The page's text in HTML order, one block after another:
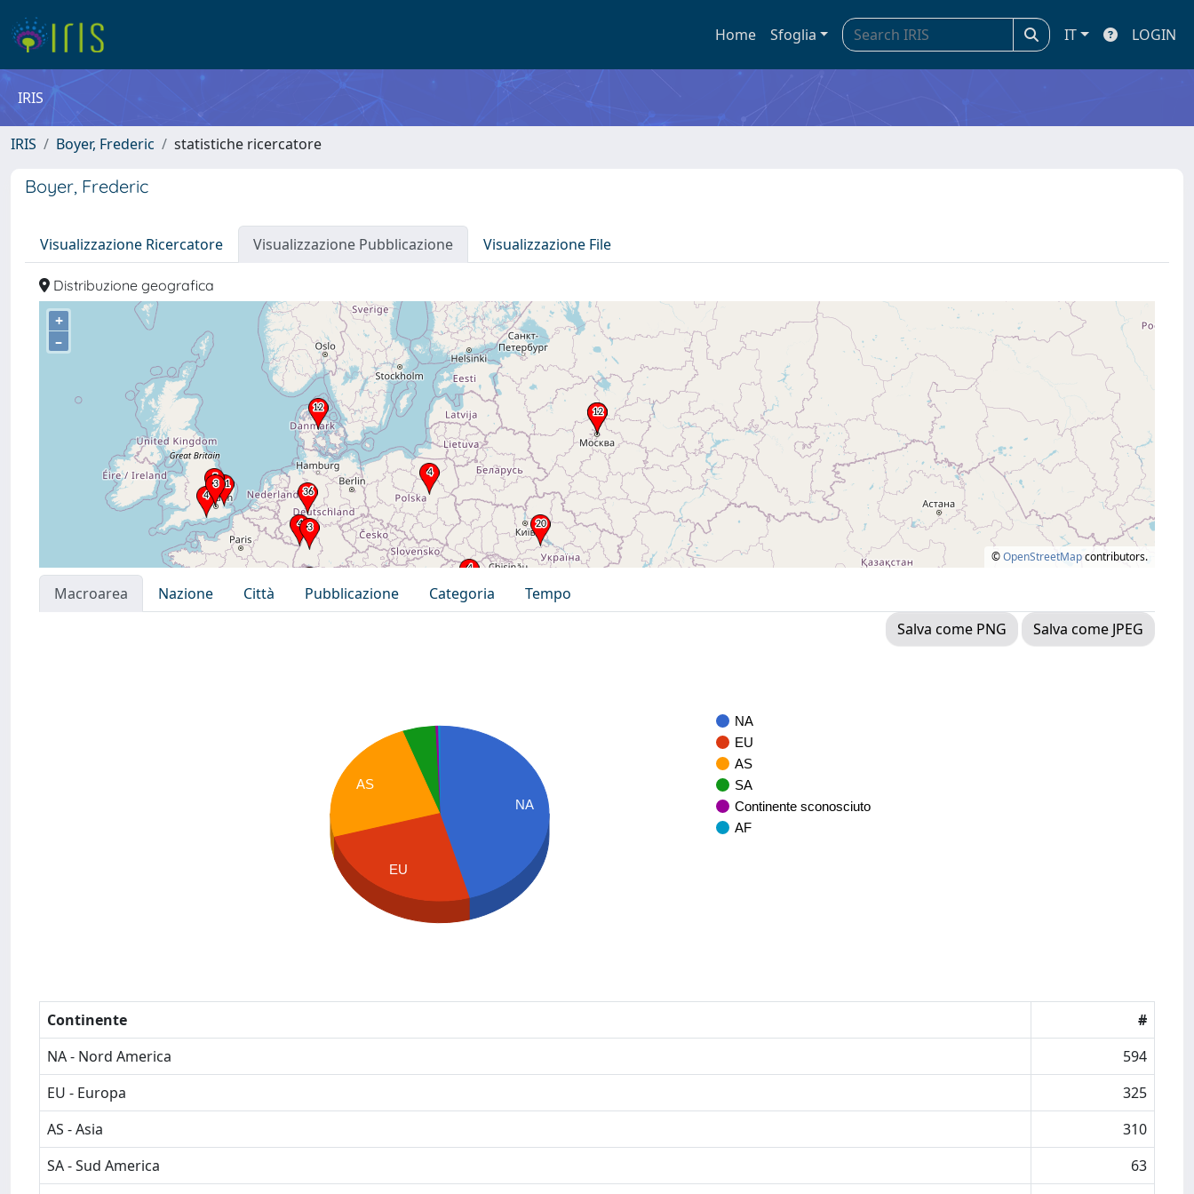
Home Sfoglia IT LOGIN
IRIS
IRIS Boyer, Frederic statistiche ricercatore
Boyer, Frederic
Visualizzazione Ricercatore Visualizzazione Pubblicazione Visualizzazione File
Distribuzione geografica
+
–
©OpenStreetMapcontributors.
Macroarea Nazione Città Pubblicazione Categoria
Tempo
Salva come PNG
Salva come JPEG
NA
EU
AS
SA
Continente sconosciuto
AF
NA
AS
EU
Continente
#
NA - Nord America
594
EU - Europa
325
AS - Asia
310
SA - Sud America
63